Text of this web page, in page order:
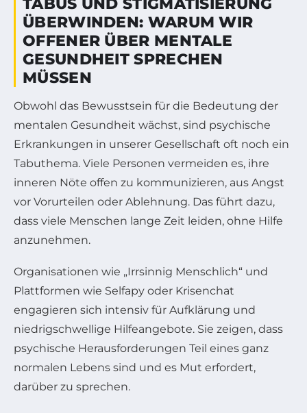
ÜBERWINDEN: WARUM WIR
OFFENER ÜBER MENTALE
GESUNDHEIT SPRECHEN
MÜSSEN
Obwohl das Bewusstsein für die Bedeutung der
mentalen Gesundheit wächst, sind psychische
Erkrankungen in unserer Gesellschaft oft noch ein
Tabuthema. Viele Personen vermeiden es, ihre
inneren Nöte offen zu kommunizieren, aus Angst
vor Vorurteilen oder Ablehnung. Das führt dazu,
dass viele Menschen lange Zeit leiden, ohne Hilfe
anzunehmen.
Organisationen wie „Irrsinnig Menschlich“ und
Plattformen wie Selfapy oder Krisenchat
engagieren sich intensiv für Aufklärung und
niedrigschwellige Hilfeangebote. Sie zeigen, dass
psychische Herausforderungen Teil eines ganz
normalen Lebens sind und es Mut erfordert,
darüber zu sprechen.